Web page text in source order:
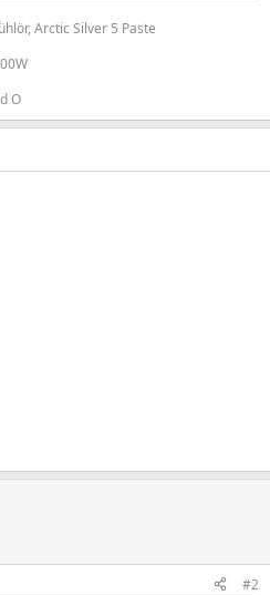
Arctic Silver 5 Paste
O
#2